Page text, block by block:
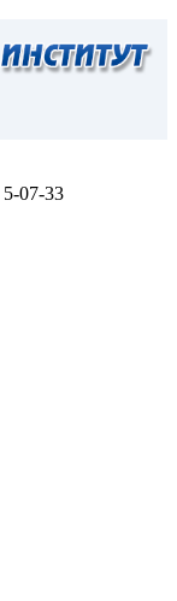
5-07-33